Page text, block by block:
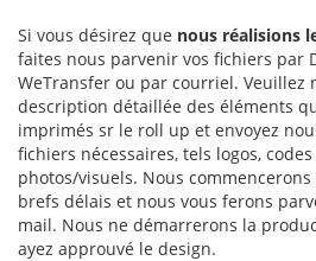
Si vous désirez que nous réalisions
faites nous parvenir vos fichiers par
WeTransfer ou par courriel. Veuillez
description détaillée des éléments
imprimés sr le roll up et envoyez
fichiers nécessaires, tels logos,
photos/visuels. Nous
brefs délais et nous vous ferons
mail. Nous ne démarrerons la
ayez approuvé le design.